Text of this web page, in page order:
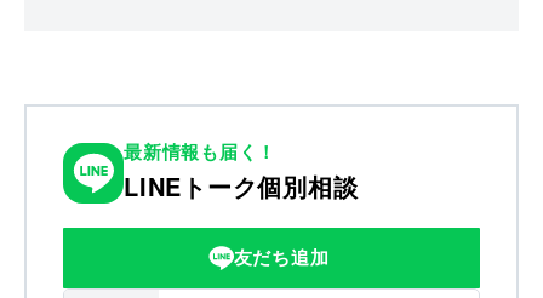
最新情報も届く！
LINEトーク個別相談
友だち追加